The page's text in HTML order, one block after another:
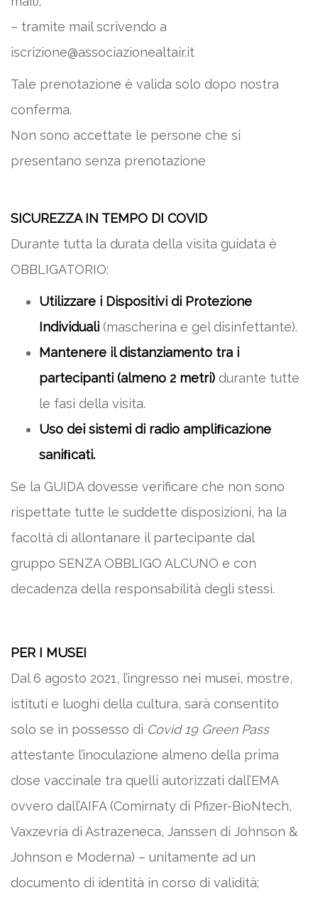
– tramite mail scrivendo a
iscrizione@associazionealtair.it
Tale prenotazione è valida solo dopo nostra
conferma.
Non sono accettate le persone che si
presentano senza prenotazione
SICUREZZA IN TEMPO DI COVID
Durante tutta la durata della visita guidata è
OBBLIGATORIO:
Utilizzare i Dispositivi di Protezione
Individuali (mascherina e gel disinfettante).
Mantenere il distanziamento tra i
partecipanti (almeno 2 metri) durante tutte
le fasi della visita.
Uso dei sistemi di radio ampliﬁcazione
saniﬁcati.
Se la GUIDA dovesse verificare che non sono
rispettate tutte le suddette disposizioni, ha la
facoltà di allontanare il partecipante dal
gruppo SENZA OBBLIGO ALCUNO e con
decadenza della responsabilità degli stessi.
PER I MUSEI
Dal 6 agosto 2021, l’ingresso nei musei, mostre,
istituti e luoghi della cultura, sarà consentito
solo se in possesso di Covid 19 Green Pass
attestante l’inoculazione almeno della prima
dose vaccinale tra quelli autorizzati dall’EMA
ovvero dall’AIFA (Comirnaty di Pfizer-BioNtech,
Vaxzevria di Astrazeneca, Janssen di Johnson &
Johnson e Moderna) – unitamente ad un
documento di identità in corso di validità;